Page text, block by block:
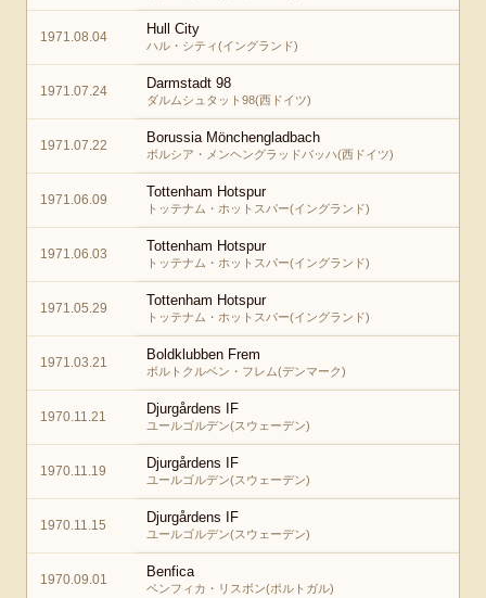
1971.08.04 Hull City
ハル・シティ(イングランド)
1971.07.24 Darmstadt 98
ダルムシュタット98(西ドイツ)
1971.07.22 Borussia Mönchengladbach
ボルシア・メンヘングラッドバッハ(西ドイツ)
1971.06.09 Tottenham Hotspur
トッテナム・ホットスパー(イングランド)
1971.06.03 Tottenham Hotspur
トッテナム・ホットスパー(イングランド)
1971.05.29 Tottenham Hotspur
トッテナム・ホットスパー(イングランド)
1971.03.21 Boldklubben Frem
ボルトクルベン・フレム(デンマーク)
1970.11.21 Djurgårdens IF
ユールゴルデン(スウェーデン)
1970.11.19 Djurgårdens IF
ユールゴルデン(スウェーデン)
1970.11.15 Djurgårdens IF
ユールゴルデン(スウェーデン)
1970.09.01 Benfica
ベンフィカ・リスボン(ポルトガル)